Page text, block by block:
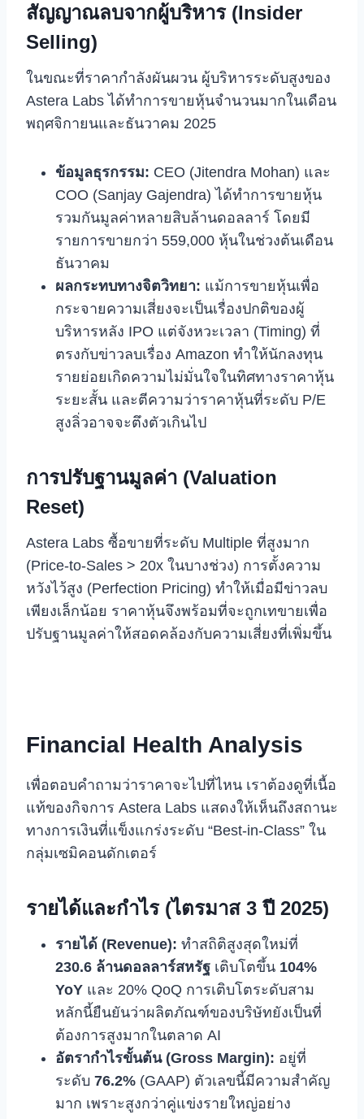
สัญญาณลบจากผู้บริหาร (Insider
Selling)
ในขณะที่ราคากำลังผันผวน ผู้บริหารระดับสูงของ
Astera Labs ได้ทำการขายหุ้นจำนวนมากในเดือน
พฤศจิกายนและธันวาคม 2025
ข้อมูลธุรกรรม: CEO (Jitendra Mohan) และ
COO (Sanjay Gajendra) ได้ทำการขายหุ้น
รวมกันมูลค่าหลายสิบล้านดอลลาร์ โดยมี
รายการขายกว่า 559,000 หุ้นในช่วงต้นเดือน
ธันวาคม
ผลกระทบทางจิตวิทยา: แม้การขายหุ้นเพื่อ
กระจายความเสี่ยงจะเป็นเรื่องปกติของผู้
บริหารหลัง IPO แต่จังหวะเวลา (Timing) ที่
ตรงกับข่าวลบเรื่อง Amazon ทำให้นักลงทุน
รายย่อยเกิดความไม่มั่นใจในทิศทางราคาหุ้น
ระยะสั้น และตีความว่าราคาหุ้นที่ระดับ P/E
สูงลิ่วอาจจะตึงตัวเกินไป
การปรับฐานมูลค่า (Valuation
Reset)
Astera Labs ซื้อขายที่ระดับ Multiple ที่สูงมาก
(Price-to-Sales > 20x ในบางช่วง) การตั้งความ
หวังไว้สูง (Perfection Pricing) ทำให้เมื่อมีข่าวลบ
เพียงเล็กน้อย ราคาหุ้นจึงพร้อมที่จะถูกเทขายเพื่อ
ปรับฐานมูลค่าให้สอดคล้องกับความเสี่ยงที่เพิ่มขึ้น
Financial Health Analysis
เพื่อตอบคำถามว่าราคาจะไปที่ไหน เราต้องดูที่เนื้อ
แท้ของกิจการ Astera Labs แสดงให้เห็นถึงสถานะ
ทางการเงินที่แข็งแกร่งระดับ “Best-in-Class” ใน
กลุ่มเซมิคอนดักเตอร์
รายได้และกำไร (ไตรมาส 3 ปี 2025)
รายได้ (Revenue): ทำสถิติสูงสุดใหม่ที่
230.6 ล้านดอลลาร์สหรัฐ เติบโตขึ้น 104%
YoY และ 20% QoQ การเติบโตระดับสาม
หลักนี้ยืนยันว่าผลิตภัณฑ์ของบริษัทยังเป็นที่
ต้องการสูงมากในตลาด AI
อัตรากำไรขั้นต้น (Gross Margin): อยู่ที่
ระดับ 76.2% (GAAP) ตัวเลขนี้มีความสำคัญ
มาก เพราะสูงกว่าคู่แข่งรายใหญ่อย่าง